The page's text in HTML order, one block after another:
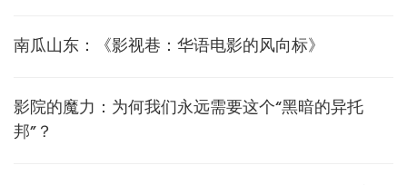
南瓜山东：《影视巷：华语电影的风向标》
影院的魔力：为何我们永远需要这个“黑暗的异托
邦”？